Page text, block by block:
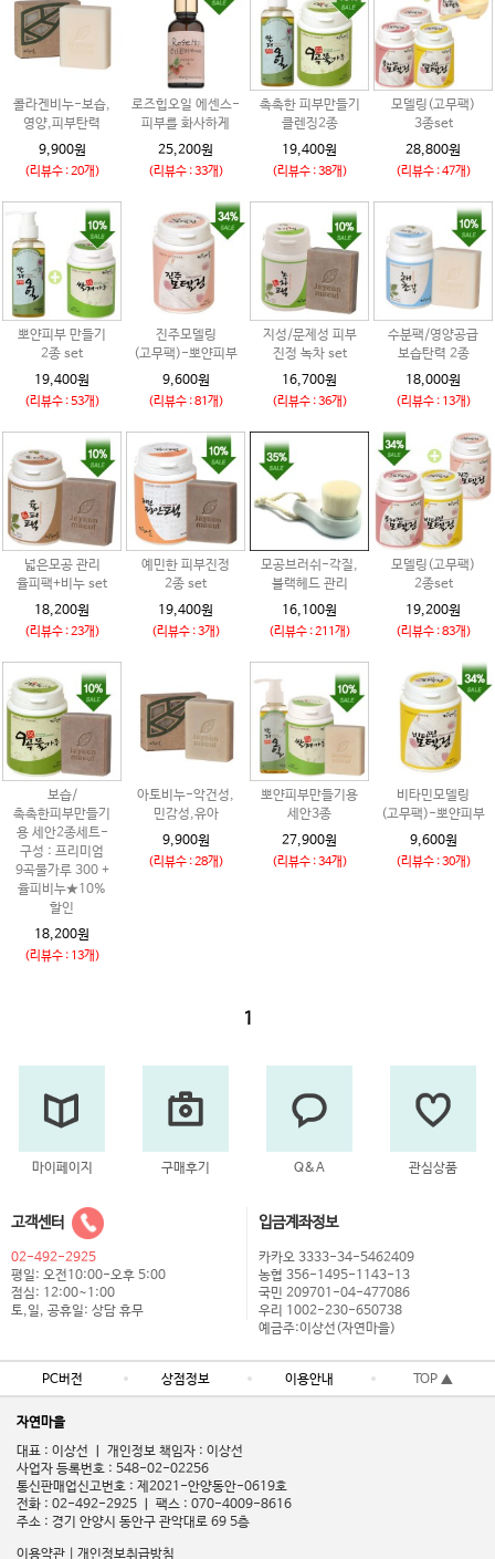
콜라겐비누-보습,
영양,피부탄력
9,900원
(리뷰수 : 20개)
로즈힙오일 에센스-
피부를 화사하게
25,200원
(리뷰수 : 33개)
촉촉한 피부만들기
클렌징2종
19,400원
(리뷰수 : 38개)
모델링(고무팩)
3종set
28,800원
(리뷰수 : 47개)
뽀얀피부 만들기
2종 set
19,400원
(리뷰수 : 53개)
진주모델링
(고무팩)-뽀얀피부
9,600원
(리뷰수 : 81개)
지성/문제성 피부
진정 녹차 set
16,700원
(리뷰수 : 36개)
수분팩/영양공급
보습탄력 2종
18,000원
(리뷰수 : 13개)
넓은모공 관리
율피팩+비누 set
18,200원
(리뷰수 : 23개)
예민한 피부진정
2종 set
19,400원
(리뷰수 : 3개)
모공브러쉬-각질,
블랙헤드 관리
16,100원
(리뷰수 : 211개)
모델링(고무팩)
2종set
19,200원
(리뷰수 : 83개)
보습/
촉촉한피부만들기
용 세안2종세트-
구성 : 프리미엄
9곡물가루 300 +
율피비누★10%
할인
18,200원
(리뷰수 : 13개)
아토비누-악건성,
민감성,유아
9,900원
(리뷰수 : 28개)
뽀얀피부만들기용
세안3종
27,900원
(리뷰수 : 34개)
비타민모델링
(고무팩)-뽀얀피부
9,600원
(리뷰수 : 30개)
1
마이페이지 구매후기 Q&A 관심상품
고객센터
02-492-2925
평일: 오전10:00-오후 5:00
점심: 12:00~1:00
토,일, 공휴일: 상담 휴무
입금계좌정보
카카오 3333-34-5462409
농협 356-1495-1143-13
국민 209701-04-477086
우리 1002-230-650738
예금주:이상선(자연마을)
PC버전 상점정보 이용안내 TOP ▲
자연마을
대표 : 이상선 ㅣ 개인정보 책임자 : 이상선
사업자 등록번호 : 548-02-02256
통신판매업신고번호 : 제2021-안양동안-0619호
전화 : 02-492-2925 ㅣ 팩스 : 070-4009-8616
주소 : 경기 안양시 동안구 관악대로 69 5층
이용약관 개인정보취급방침